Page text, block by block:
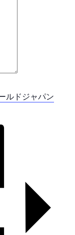
ルドジャパン